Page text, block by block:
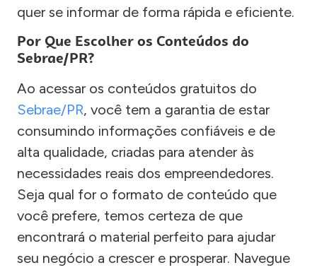
quer se informar de forma rápida e eficiente.
Por Que Escolher os Conteúdos do
Sebrae/PR?
Ao acessar os conteúdos gratuitos do
Sebrae/PR, você tem a garantia de estar
consumindo informações confiáveis e de
alta qualidade, criadas para atender às
necessidades reais dos empreendedores.
Seja qual for o formato de conteúdo que
você prefere, temos certeza de que
encontrará o material perfeito para ajudar
seu negócio a crescer e prosperar. Navegue